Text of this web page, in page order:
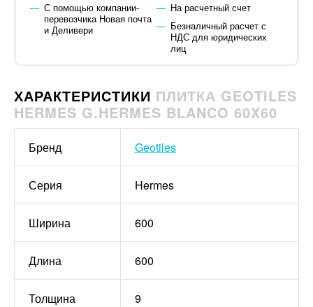
С помощью компании-
перевозчика Новая почта
и Деливери
На расчетный счет
Безналичный расчет с
НДС для юридических
лиц
ХАРАКТЕРИСТИКИ ПЛИТКА GEOTILES
HERMES G.HERMES BLANCO 60X60
Бренд Geotiles
Серия Hermes
Ширина 600
Длина 600
Толщина 9